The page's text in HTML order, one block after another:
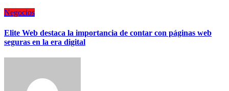
Negocios
Elite Web destaca la importancia de contar con páginas web
seguras en la era digital